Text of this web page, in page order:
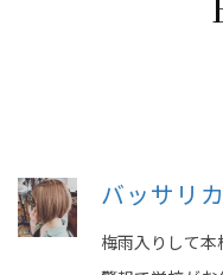
バッサリ
梅雨入りして